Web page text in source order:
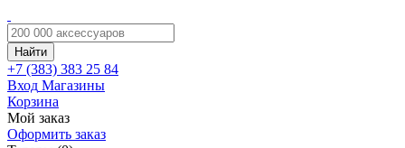
Найти
+7 (383) 383 25 84
Вход Магазины
Корзина
Мой заказ
Оформить заказ